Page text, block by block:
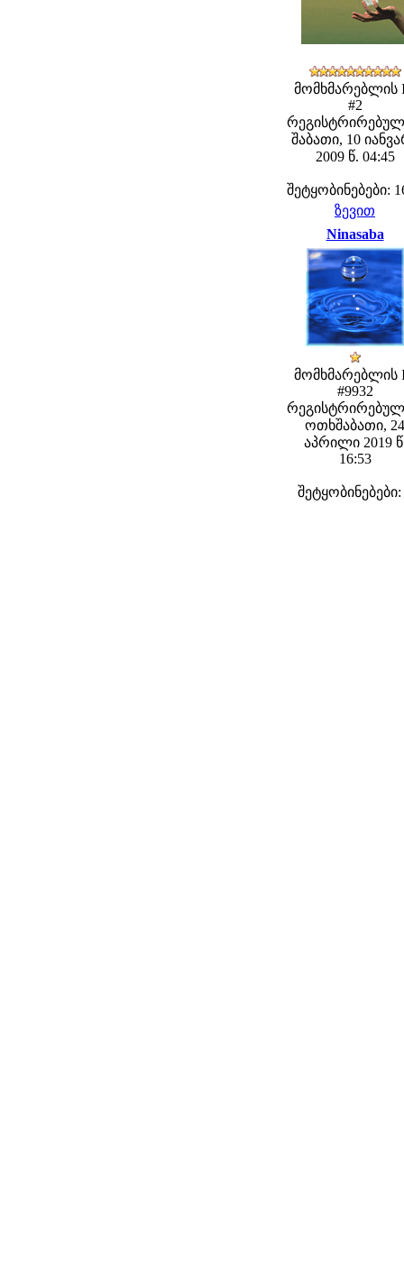
მომხმარებლის
#2
შაბათი, 10
2009 წ. 04:45
შეტყობინებები:
ზევით
Ninasaba
მომხმარებლის
#9932
ოთხშაბათი, 24
აპრილი 2019
16:53
შეტყობინებები: